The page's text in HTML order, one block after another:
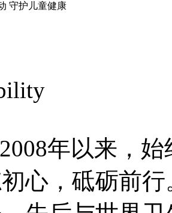
守护儿童健康
年以来，
心，砥砺前行